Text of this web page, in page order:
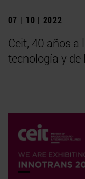
07 | 10 | 2022
Ceit, 40 años a
tecnología y